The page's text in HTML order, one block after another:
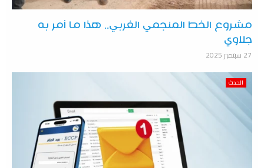
مشروع الخط المنجمي الغربي.. هذا ما أمر به
جلاوي
27 سبتمبر 2025
الحدث